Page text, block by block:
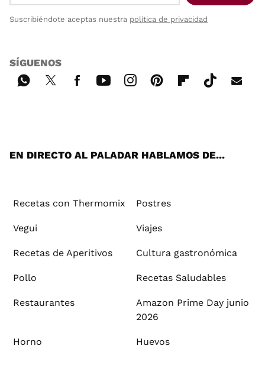
Suscribiéndote aceptas nuestra política de privacidad
SÍGUENOS
EN DIRECTO AL PALADAR HABLAMOS DE...
Recetas con Thermomix Postres
Vegui Viajes
Recetas de Aperitivos Cultura gastronómica
Pollo Recetas Saludables
Restaurantes
Amazon Prime Day junio
2026
Horno Huevos